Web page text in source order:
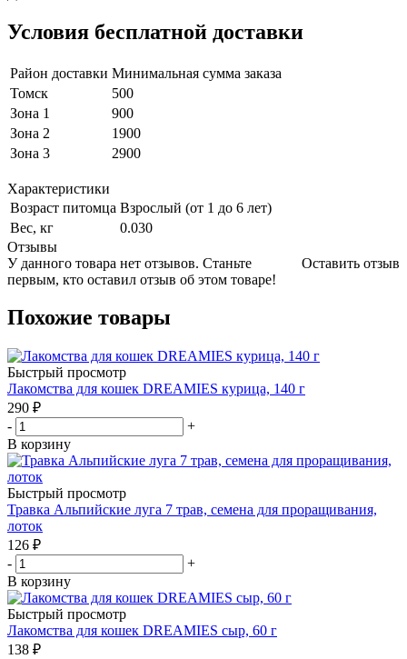
Условия бесплатной доставки
Район доставки Минимальная сумма заказа
Томск
500
Зона 1
900
Зона 2
1900
Зона 3
2900
Характеристики
Возраст питомца Взрослый (от 1 до 6 лет)
Вес, кг
0.030
Отзывы
Оставить отзыв
У данного товара нет отзывов. Станьте
первым, кто оставил отзыв об этом товаре!
Похожие товары
Быстрый просмотр
Лакомства для кошек DREAMIES курица, 140 г
290 ₽
-
+
В корзину
Быстрый просмотр
Травка Альпийские луга 7 трав, семена для проращивания,
лоток
126 ₽
-
+
В корзину
Быстрый просмотр
Лакомства для кошек DREAMIES сыр, 60 г
138 ₽